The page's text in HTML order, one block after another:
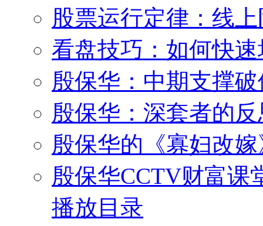
股票运行定律：线
看盘技巧：如何快
殷保华：中期支撑
殷保华：深套者的
殷保华的《寡妇改
殷保华CCTV财富课
播放目录